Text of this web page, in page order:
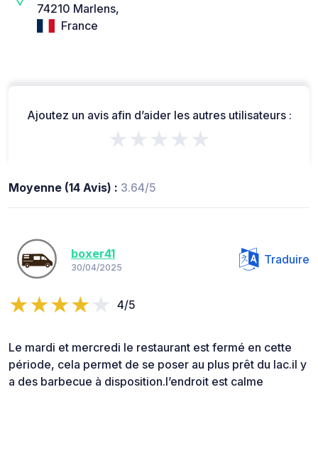
74210 Marlens,
France
Ajoutez un avis afin d’aider les autres utilisateurs :
★★★★★
Moyenne (14 Avis) : 3.64/5
boxer41
30/04/2025
Traduire
4/5
Le mardi et mercredi le restaurant est fermé en cette
période, cela permet de se poser au plus prêt du lac.il y
a des barbecue à disposition.l’endroit est calme